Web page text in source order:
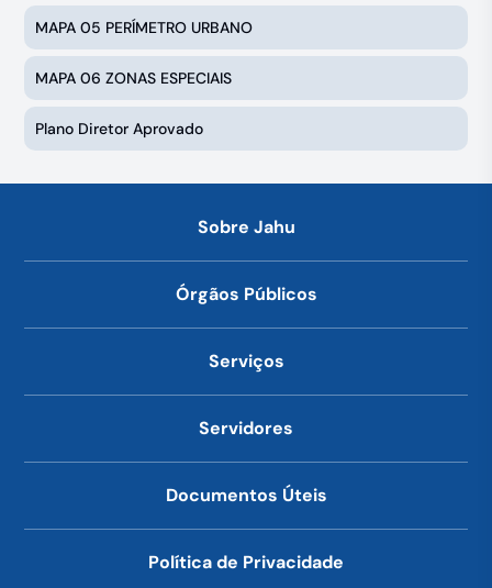
MAPA 05 PERÍMETRO URBANO
MAPA 06 ZONAS ESPECIAIS
Plano Diretor Aprovado
Sobre Jahu
Órgãos Públicos
Serviços
Servidores
Documentos Úteis
Política de Privacidade